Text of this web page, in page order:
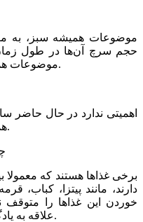
موضوعات همیشه سبز، به
حجم سرچ آن‌ها در طول
موضوعات همیشه سبز را به شما معرفی می‌کنیم.
همیشه خواهان کاهش وزن خود هستند.
برخی غذاها هستند که معمولا
دارند، مانند پیتزا، کباب،
خوردن این غذاها را متوقف
علاقه به یادگیری دستور پخت چنین غذاهایی دارند.